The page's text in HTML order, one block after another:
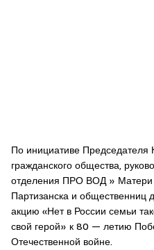
По инициативе Председателя
гражданского общества,
отделения ПРО ВОД » Матери
Партизанска и общественниц
акцию «Нет в России семьи
свой герой» к 80 — летию
Отечественной войне.